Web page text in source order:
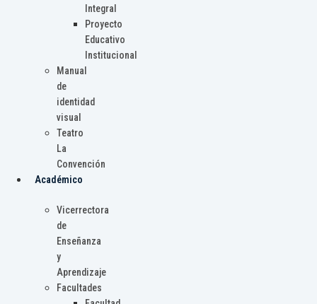
Integral
Proyecto
Educativo
Institucional
Manual
de
identidad
visual
Teatro
La
Convención
Académico
Vicerrectora
de
Enseñanza
y
Aprendizaje
Facultades